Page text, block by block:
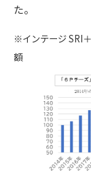
た。
※インテージ SRI
額